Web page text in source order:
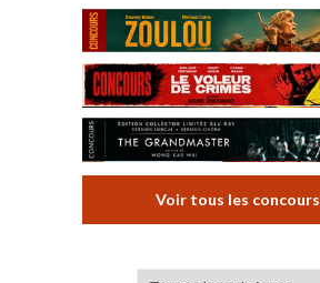
Voir tous les concours